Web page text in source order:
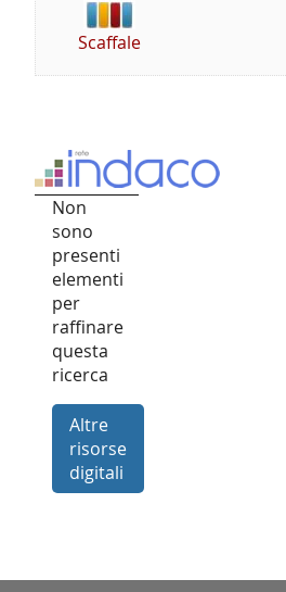
Scaffale
Non
sono
presenti
elementi
per
raffinare
questa
ricerca
Altre
risorse
digitali